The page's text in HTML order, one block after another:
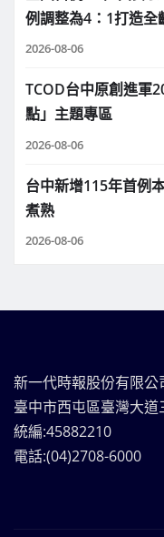
例調整為4：1打造全
2026-08-06
TCOD台中原創進軍
點」主題專區
2026-08-06
台中新增115年首例
煮熟
2026-08-06
新一代時報股份有限公
臺中市西屯區臺灣大
統編:45882210
電話:(04)2708-6000